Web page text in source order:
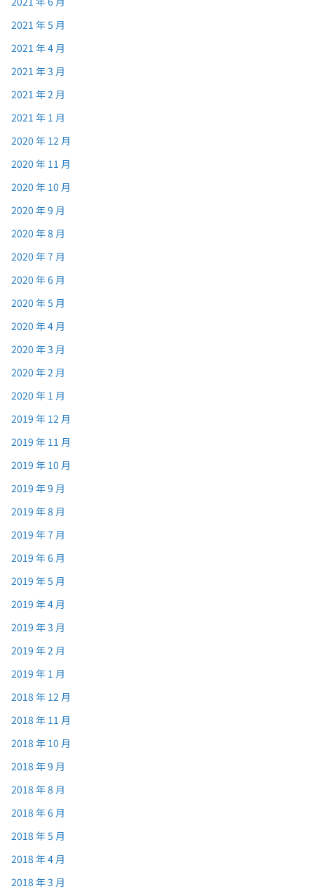
2021 年 5 月
2021 年 4 月
2021 年 3 月
2021 年 2 月
2021 年 1 月
2020 年 12 月
2020 年 11 月
2020 年 10 月
2020 年 9 月
2020 年 8 月
2020 年 7 月
2020 年 6 月
2020 年 5 月
2020 年 4 月
2020 年 3 月
2020 年 2 月
2020 年 1 月
2019 年 12 月
2019 年 11 月
2019 年 10 月
2019 年 9 月
2019 年 8 月
2019 年 7 月
2019 年 6 月
2019 年 5 月
2019 年 4 月
2019 年 3 月
2019 年 2 月
2019 年 1 月
2018 年 12 月
2018 年 11 月
2018 年 10 月
2018 年 9 月
2018 年 8 月
2018 年 6 月
2018 年 5 月
2018 年 4 月
2018 年 3 月